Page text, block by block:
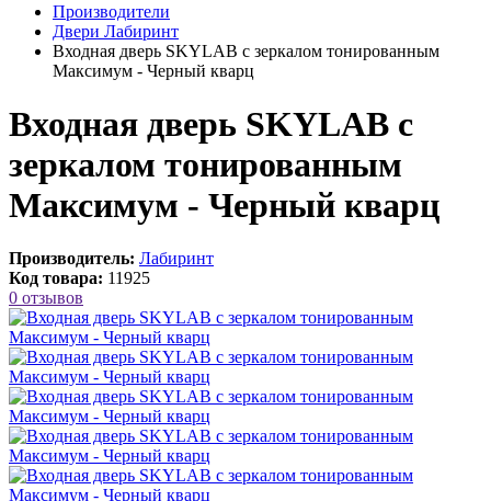
Производители
Двери Лабиринт
Входная дверь SKYLAB с зеркалом тонированным
Максимум - Черный кварц
Входная дверь SKYLAB с
зеркалом тонированным
Максимум - Черный кварц
Производитель: Лабиринт
Код товара: 11925
0 отзывов